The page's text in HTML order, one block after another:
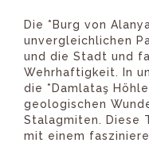
Die *Burg von
unvergleichlichen
und die Stadt und
Wehrhaftigkeit. In
die *Damlataş
geologischen
Stalagmiten. Diese
mit einem